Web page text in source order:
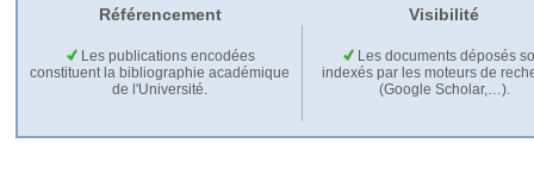
Référencement Visibilité
Les publications encodées
constituent la bibliographie académique
de l'Université.
Les documents déposés
indexés par les moteurs de
(Google Scholar,…).